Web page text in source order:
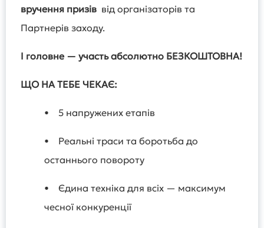
вручення призів від організаторів та
Партнерів заходу.
І головне — участь абсолютно БЕЗКОШТОВНА!
ЩО НА ТЕБЕ ЧЕКАЄ:
• 5 напружених етапів
• Реальні траси та боротьба до
останнього повороту
• Єдина техніка для всіх — максимум
чесної конкуренції